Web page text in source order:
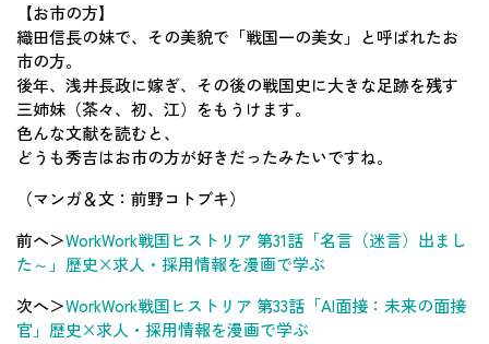
【お市の方】
織田信長の妹で、その美貌で「戦国一の美女」と呼ばれたお
市の方。
後年、浅井長政に嫁ぎ、その後の戦国史に大きな足跡を残す
三姉妹（茶々、初、江）をもうけます。
色んな文献を読むと、
どうも秀吉はお市の方が好きだったみたいですね。
（マンガ＆文：前野コトブキ）
前へ＞WorkWork戦国ヒストリア 第31話「名言（迷言）出まし
た～」歴史×求人・採用情報を漫画で学ぶ
次へ＞WorkWork戦国ヒストリア 第33話「AI面接：未来の面接
官」歴史×求人・採用情報を漫画で学ぶ